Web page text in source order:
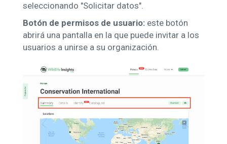
seleccionando "Solicitar datos".
Botón de permisos de usuario: este botón
abrirá una pantalla en la que puede invitar a los
usuarios a unirse a su organización.